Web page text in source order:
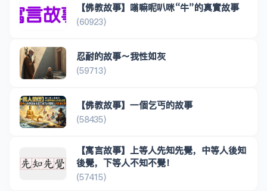
【佛教故事】嗡嘛呢叭咪“牛”的真實故事
(60923)
忍耐的故事～我性如灰
(59713)
【佛教故事】一個乞丐的故事
(58435)
【寓言故事】上等人先知先覺，中等人後知
後覺，下等人不知不覺！
(57415)